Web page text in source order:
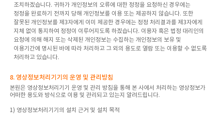
조치하겠습니다. 귀하가 개인정보의 오류에 대한 정정을 요청하신 경우에는
정정을 완료하기 전까지 당해 개인정보를 이용 또는 제공하지 않습니다. 또한
잘못된 개인정보를 제3자에게 이미 제공한 경우에는 정정 처리결과를 제3자에게
지체 없이 통지하여 정정이 이루어지도록 하겠습니다. 이용자 혹은 법정 대리인의
요청에 의해 해지 또는 삭제된 개인정보는 수집하는 개인정보의 보유 및
이용기간에 명시된 바에 따라 처리하고 그 외의 용도로 열람 또는 이용할 수 없도록
처리하고 있습니다.
8. 영상정보처리기기의 운영 및 관리방침
본원은 영상정보처리기기 운영 및 관리 방침을 통해 본 사에서 처리하는 영상정보가
어떠한 용도와 방식으로 이용 및 관리되고 있는지 알려드립니다.
1) 영상정보처리기기의 설치 근거 및 설치 목적